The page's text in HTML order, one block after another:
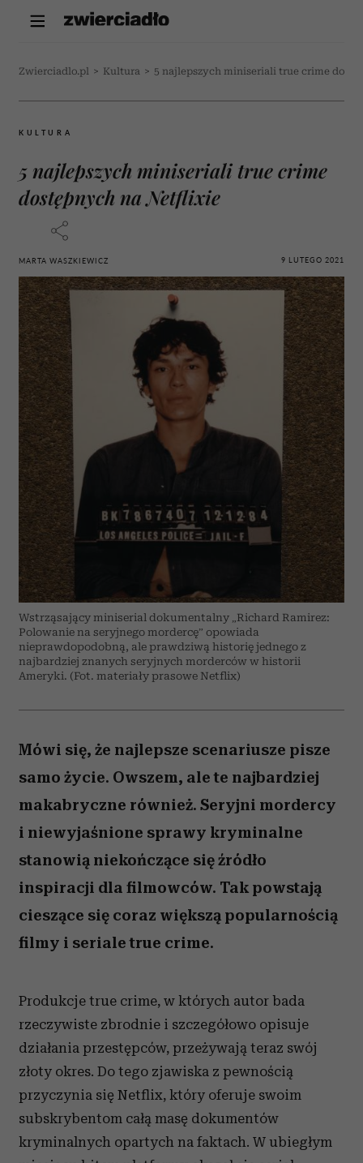
Zwierciadlo.pl > Kultura > 5 najlepszych miniseriali true crime
KULTURA
5 najlepszych miniseriali true crime
dostępnych na Netflixie
MARTA WASZKIEWICZ 9 LUTEGO 2021
Wstrząsający miniserial dokumentalny „Richard Ramirez:
Polowanie na seryjnego mordercę” opowiada
nieprawdopodobną, ale prawdziwą historię jednego z
najbardziej znanych seryjnych morderców w historii
Ameryki. (Fot. materiały prasowe Netflix)
Mówi się, że najlepsze scenariusze pisze
samo życie. Owszem, ale te najbardziej
makabryczne również. Seryjni mordercy
i niewyjaśnione sprawy kryminalne
stanowią niekończące się źródło
inspiracji dla filmowców. Tak powstają
cieszące się coraz większą popularnością
filmy i seriale true crime.
Produkcje true crime, w których autor bada
rzeczywiste zbrodnie i szczegółowo opisuje
działania przestępców, przeżywają teraz swój
złoty okres. Do tego zjawiska z pewnością
przyczynia się Netflix, który oferuje swoim
subskrybentom całą masę dokumentów
kryminalnych opartych na faktach. W ubiegłym